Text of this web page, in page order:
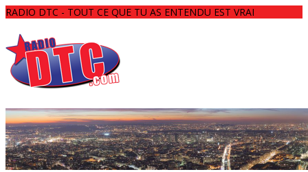
RADIO DTC - TOUT CE QUE TU AS ENTENDU EST VRAI